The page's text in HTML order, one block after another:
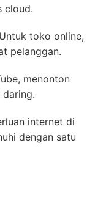
cloud.
Untuk toko online,
pelanggan.
menonton
daring.
internet di
dengan satu